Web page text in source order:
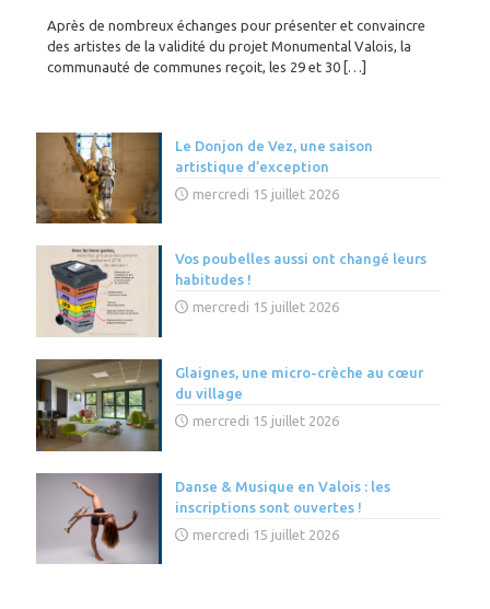
Après de nombreux échanges pour présenter et convaincre
des artistes de la validité du projet Monumental Valois, la
communauté de communes reçoit, les 29 et 30 […]
Le Donjon de Vez, une saison
artistique d’exception
mercredi 15 juillet 2026
Vos poubelles aussi ont changé leurs
habitudes !
mercredi 15 juillet 2026
Glaignes, une micro-crèche au cœur
du village
mercredi 15 juillet 2026
Danse & Musique en Valois : les
inscriptions sont ouvertes !
mercredi 15 juillet 2026